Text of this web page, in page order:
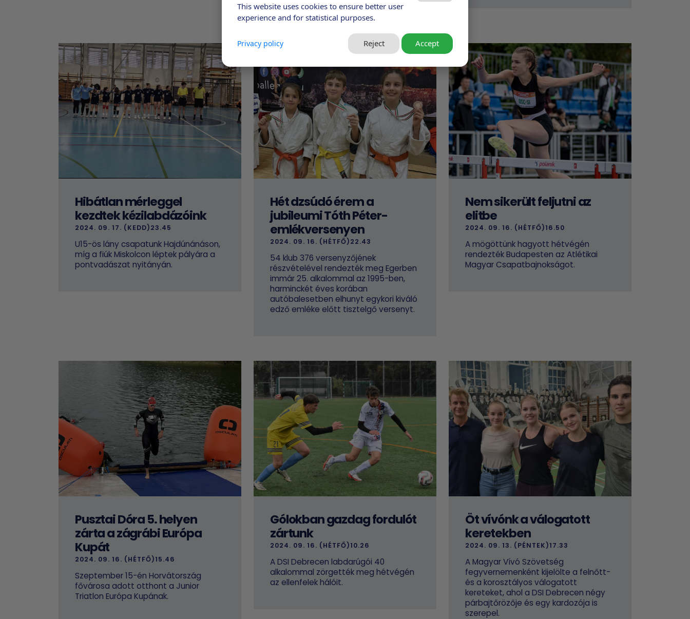
Hibátlan mérleggel
kezdtek kézilabdázóink
2024. 09. 17. (KEDD)23.45
U15-ös lány csapatunk Hajdúnánáson,
míg a fiúk Miskolcon léptek pályára a
pontvadászat nyitányán.
Hét dzsúdó érem a
jubileumi Tóth Péter-
emlékversenyen
2024. 09. 16. (HÉTFŐ)22.43
54 klub 376 versenyzőjének
részvételével rendezték meg Egerben
immár 25. alkalommal az 1995-ben,
harminckét éves korában
autóbalesetben elhunyt egykori kiváló
edző emléke előtt tisztelgő versenyt.
Nem sikerült feljutni az
elitbe
2024. 09. 16. (HÉTFŐ)16.50
A mögöttünk hagyott hétvégén
rendezték Budapesten az Atlétikai
Magyar Csapatbajnokságot.
Pusztai Dóra 5. helyen
zárta a zágrábi Európa
Kupát
2024. 09. 16. (HÉTFŐ)15.46
Szeptember 15-én Horvátország
fővárosa adott otthont a Junior
Triatlon Európa Kupának.
Gólokban gazdag fordulót
zártunk
2024. 09. 16. (HÉTFŐ)10.26
A DSI Debrecen labdarúgói 40
alkalommal zörgették meg hétvégén
az ellenfelek hálóit.
Öt vívónk a válogatott
keretekben
2024. 09. 13. (PÉNTEK)17.33
A Magyar Vívó Szövetség
fegyvernemenként kijelölte a felnőtt-
és a korosztályos válogatott
kereteket, ahol a DSI Debrecen négy
párbajtőrözője és egy kardozója is
szerepel.
This website uses cookies to ensure better user
experience and for statistical purposes.
Privacy policy Reject Accept